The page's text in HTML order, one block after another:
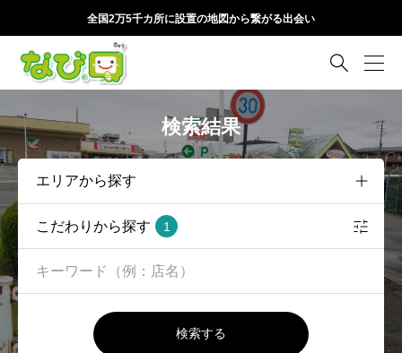
全国2万5千カ所に設置の地図から繋がる出会い

検索結果
こだわりから探す 1
検索する